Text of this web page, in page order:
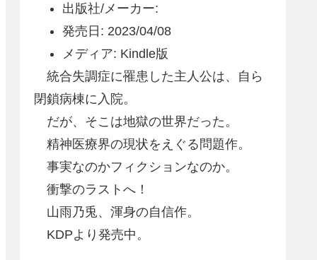
出版社/メーカー:
発売日: 2023/04/08
メディア: Kindle版
統合失調症に罹患した主人公は、自ら
閉鎖病棟に入院。
だが、そこは地獄の世界だった。
精神医療界の現状をえぐる問題作。
事実なのかフィクションなのか。
衝撃のラストへ！
山雨乃兎、渾身の自信作。
KDPより発売中。